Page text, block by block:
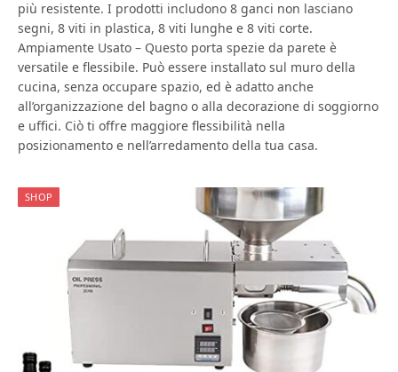
più resistente. I prodotti includono 8 ganci non lasciano
segni, 8 viti in plastica, 8 viti lunghe e 8 viti corte.
Ampiamente Usato – Questo porta spezie da parete è
versatile e flessibile. Può essere installato sul muro della
cucina, senza occupare spazio, ed è adatto anche
all’organizzazione del bagno o alla decorazione di soggiorno
e uffici. Ciò ti offre maggiore flessibilità nella
posizionamento e nell’arredamento della tua casa.
SHOP